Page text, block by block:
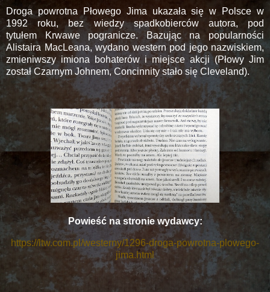
Droga powrotna Płowego Jima ukazała się w Polsce w
1992 roku, bez wiedzy spadkobierców autora, pod
tytułem Krwawe pogranicze. Bazując na popularności
Alistaira MacLeana, wydano western pod jego nazwiskiem,
zmieniwszy imiona bohaterów i miejsce akcji (Płowy Jim
został Czarnym Johnem, Concinnity stało się Cleveland).
Powieść na stronie wydawcy:
https://ltw.com.pl/westerny/1296-droga-powrotna-plowego-
jima.html